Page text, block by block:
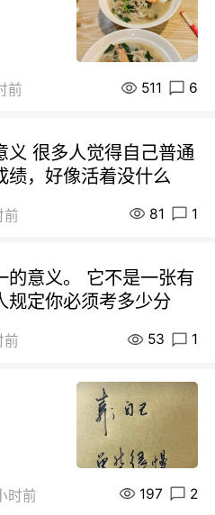
前 511 6
义 很多人觉得自己普通
绩，好像活着没什么
前 81 1
的意义。 它不是一张有
规定你必须考多少分
前 53 1
时前 197 2